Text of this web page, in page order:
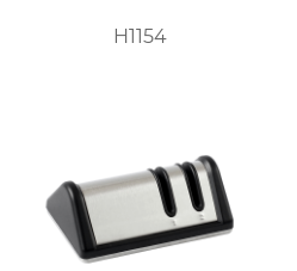
H1154